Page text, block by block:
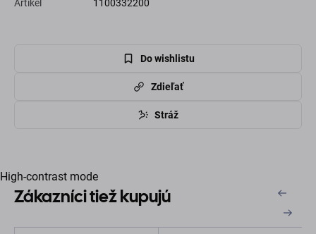
Artikel 1100332200
Do wishlistu
Zdieľať
Stráž
High-contrast mode
Zákazníci tiež kupujú